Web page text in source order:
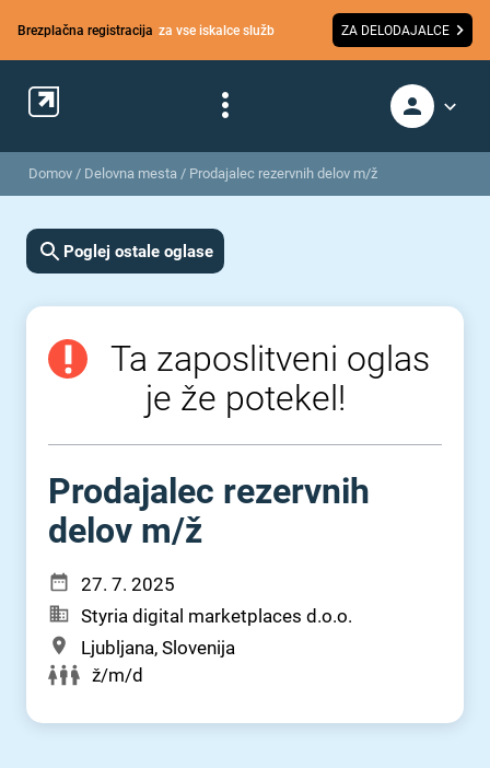
Brezplačna registracija za vse iskalce služb ZA DELODAJALCE
Domov / Delovna mesta / Prodajalec rezervnih delov m/ž
Poglej ostale oglase
Ta zaposlitveni oglas
je že potekel!
Prodajalec rezervnih
delov m⁠/⁠ž
27. 7. 2025
Styria digital marketplaces d.o.o.
Ljubljana, Slovenija
ž/m/d